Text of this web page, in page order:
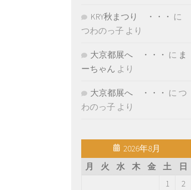
KRY秋まつり ・・・ に
つわのっ子 より
大京都展へ ・・・ に ま
ーちゃん より
大京都展へ ・・・ に つ
わのっ子 より
2026年8月
月
火 水 木 金 土
日
1
2